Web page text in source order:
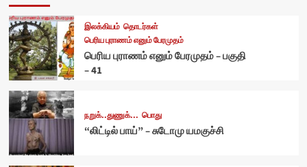
இலக்கியம் தொடர்கள்
பெரிய புராணம் எனும் பேரமுதம்
பெரிய புராணம் எனும் பேரமுதம் – பகுதி
– 41
நறுக்..துணுக்... பொது
“லிட்டில் பாய்” – சுடோமு யமகுச்சி